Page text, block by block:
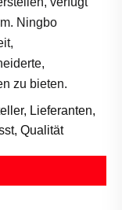
Ningbo
zu bieten.
Lieferanten,
Qualität